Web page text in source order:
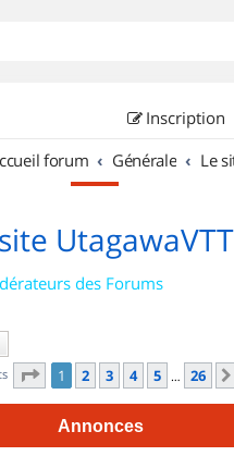
Inscription
forum Générale
UtagawaVTT
des Forums
Page 1sur
1 2 3 4 5 … 26
Annonces